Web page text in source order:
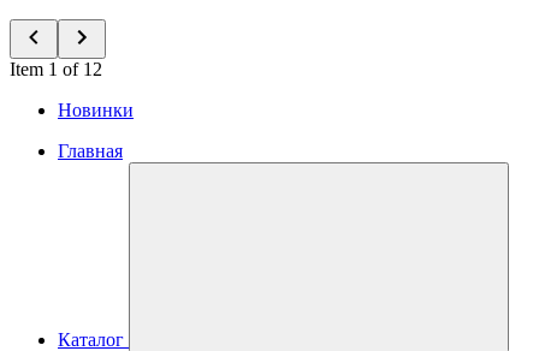
Item 1 of 12
Новинки
Главная
Каталог